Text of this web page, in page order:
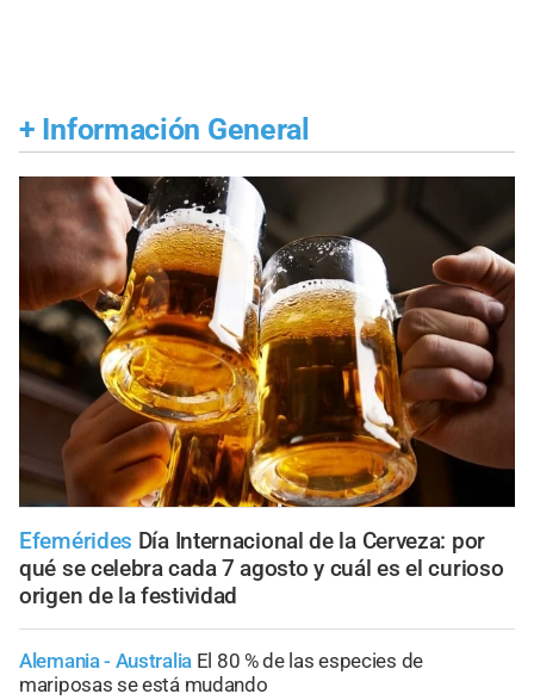
+ Información General
Efemérides Día Internacional de la Cerveza: por
qué se celebra cada 7 agosto y cuál es el curioso
origen de la festividad
Alemania - Australia El 80 % de las especies de
mariposas se está mudando